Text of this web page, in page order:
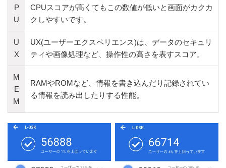
P
U
CPUスコアが高くてもこの数値が低いと画面がカクカ
クしやすいです。
U
X
UX(ユーザーエクスペリエンス)は、データのセキュリ
ティや画像処理など、操作性の高さを表すスコア。
M
E
M
RAMやROMなど、情報を書き込んだり記録されてい
る情報を読み出したりする性能。